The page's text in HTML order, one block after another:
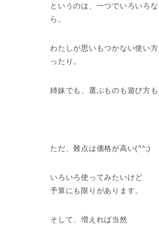
というのは、一つでいろいろ
ら。
わたしが思いもつかない使い
ったり。
姉妹でも、選ぶものも遊び方も
ただ、難点は価格が高い(^^;)
いろいろ使ってみたいけど
予算にも限りがあります。
そして、増えれば当然